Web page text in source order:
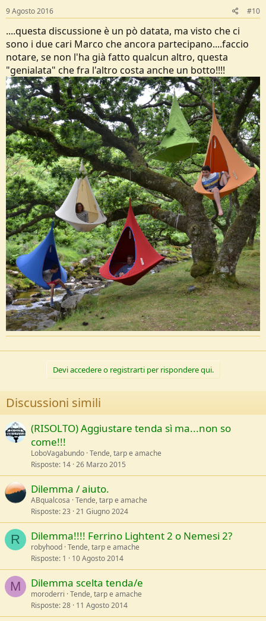
9 Agosto 2016 #10
....questa discussione è un pò datata, ma visto che ci
sono i due cari Marco che ancora partecipano....faccio
notare, se non l'ha già fatto qualcun altro, questa
"genialata" che fra l'altro costa anche un botto!!!!
Devi accedere o registrarti per rispondere qui.
Discussioni simili
(RISOLTO) Aggiustare tenda sì ma...non so
come!!!
LoboVagabundo Tende, tarp e amache
Risposte 14 26 Marzo 2015
Dilemma / aiuto.
ABqualcosa Tende, tarp e amache
Risposte 23 21 Giugno 2024
R Dilemma!!!! Ferrino Lightent 2 o Nemesi 2?
robyhood Tende, tarp e amache
Risposte 1 10 Agosto 2014
M Dilemma scelta tenda/e
moroderri Tende, tarp e amache
Risposte 28 11 Agosto 2014